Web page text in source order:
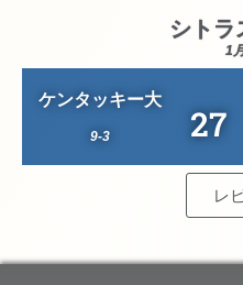
シトラ
1
ケンタッキー大
9-3 27
レ